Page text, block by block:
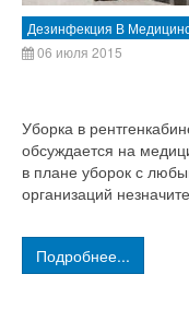
Дезинфекция В
06 июля 2015
Уборка в
обсуждается на
в плане уборок с
организаций
Подробнее...